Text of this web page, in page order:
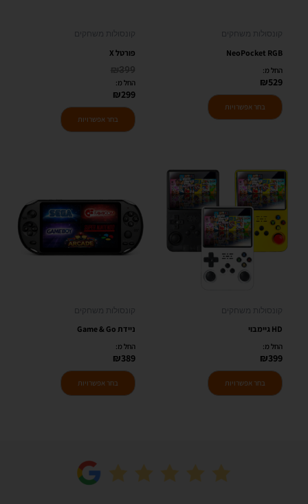
קונסולות משחקים
NeoPocket RGB
החל מ:
₪529
בחר אפשרויות
קונסולות משחקים
פורטל X
₪399
החל מ:
₪299
בחר אפשרויות
קונסולות משחקים
HD גיימבוי
החל מ:
₪399
בחר אפשרויות
למוצר
זה
יש
מספר
ניתן
לבחור
קונסולות משחקים
ניידת Game & Go
החל מ:
₪389
בחר אפשרויות
יש
מספר
סוגים.
ניתן